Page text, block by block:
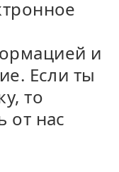
и
Если ты
то
от нас